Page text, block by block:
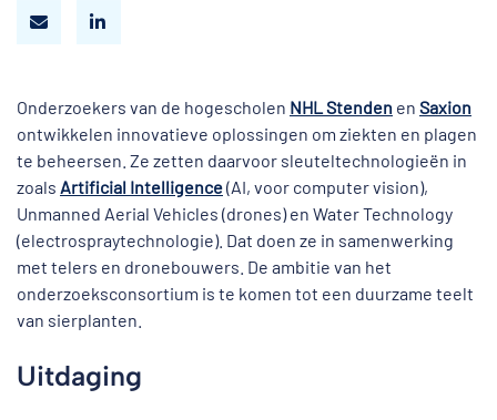
Onderzoekers van de hogescholen NHL Stenden en Saxion
ontwikkelen innovatieve oplossingen om ziekten en plagen
te beheersen. Ze zetten daarvoor sleuteltechnologieën in
zoals Artificial Intelligence(AI, voor computer vision),
Unmanned Aerial Vehicles (drones) en Water Technology
(electrospraytechnologie). Dat doen ze in samenwerking
met telers en dronebouwers. De ambitie van het
onderzoeksconsortium is te komen tot een duurzame teelt
van sierplanten.
Uitdaging